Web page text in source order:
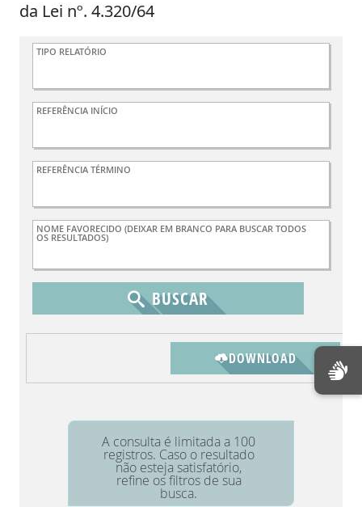
da Lei nº. 4.320/64